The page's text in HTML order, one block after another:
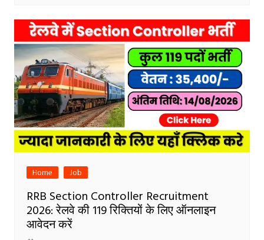
Home Job
RRB Section Controller Recruitment
2026: रेलवे की 119 रिक्तियों के लिए ऑनलाइन
आवेदन करें